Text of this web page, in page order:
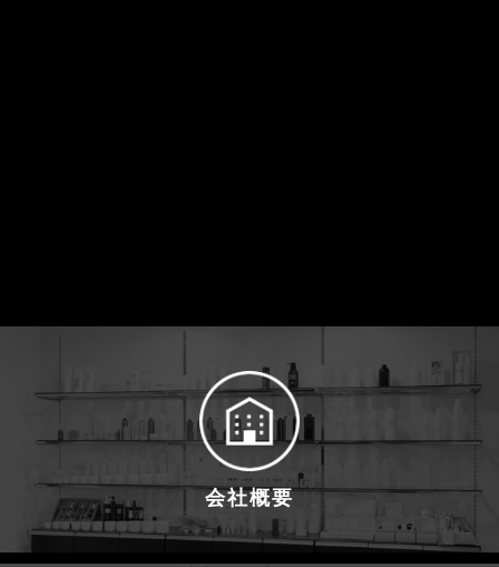
会社概要